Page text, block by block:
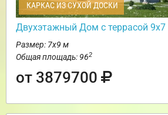
КАРКАС ИЗ СУХОЙ ДОСКИ
Двухэтажный Дом с террасой 9х7
Размер: 7х9 м
Общая площадь: 962
от 3879700